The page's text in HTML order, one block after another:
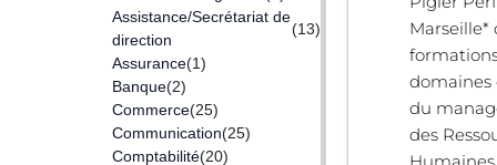
Assistance/Secrétariat de
direction
(13)
Assurance(1)
Banque(2)
Commerce(25)
Communication(25)
Comptabilité(20)
Marseille*
domaines
du
des